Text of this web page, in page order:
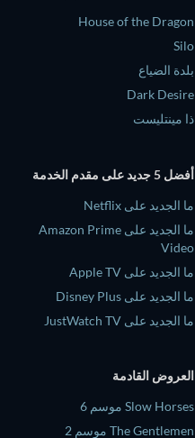
House of the Dragon
Silo
بلدة الضياع
Dark Desire
ذا مينتليست
أفضل 5 جديد على مقدم الخدمة
ما الجديد على Netflix
ما الجديد على Amazon Prime
Video
ما الجديد على Apple TV
ما الجديد على Disney Plus
ما الجديد على JustWatch TV
العروض القادمة
Slow Horses موسم 6
The Gentlemen موسم 2